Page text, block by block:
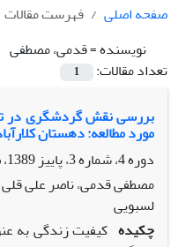
صفحه اصلی
فهرست مقالات
نویسنده =قدمی، مصطفی
تعداد مقالات:
1
بررسی نقش گردشگری در
مورد مطالعه: دهستان
دوره 4، شماره 3، پاییز 1389، صفحه
مصطفی قدمی، ناصر علی قلی
لسبویی
چکیده کیفیت زندگی به